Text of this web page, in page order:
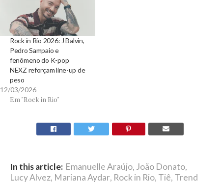
Rock in Rio 2026: J Balvin,
Pedro Sampaio e
fenômeno do K-pop
NEXZ reforçam line-up de
peso
12/03/2026
Em "Rock in Rio"
In this article: Emanuelle Araújo, João Donato,
Lucy Alvez, Mariana Aydar, Rock in Rio, Tiê, Trend